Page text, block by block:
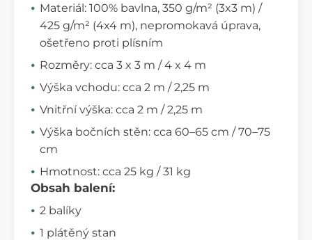
Materiál: 100% bavlna, 350 g/m² (3x3 m) /
425 g/m² (4x4 m), nepromokavá úprava,
ošetřeno proti plísním
Rozměry: cca 3 x 3 m / 4 x 4 m
Výška vchodu: cca 2 m / 2,25 m
Vnitřní výška: cca 2 m / 2,25 m
Výška bočních stěn: cca 60–65 cm / 70–75
cm
Hmotnost: cca 25 kg / 31 kg
Obsah balení:
2 balíky
1 plátěný stan